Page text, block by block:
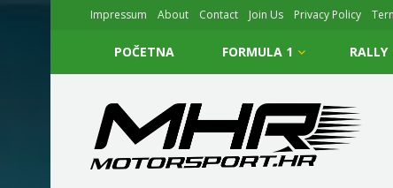
Impressum About Contact Join Us Privacy Policy
POČETNA FORMULA 1 RALLY